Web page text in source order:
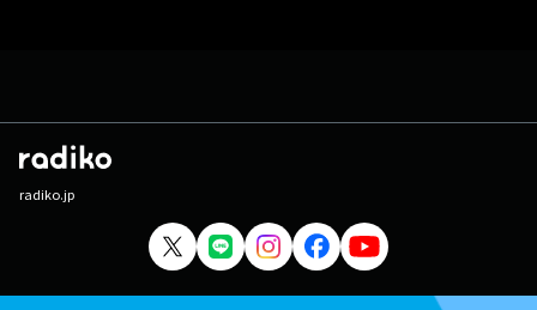
radiko.jp